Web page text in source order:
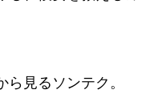
見るソンテク。